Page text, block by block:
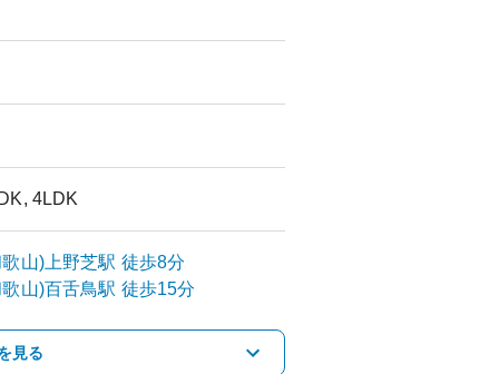
4LDK
山)上野芝駅 徒歩8分
山)百舌鳥駅 徒歩15分
見る